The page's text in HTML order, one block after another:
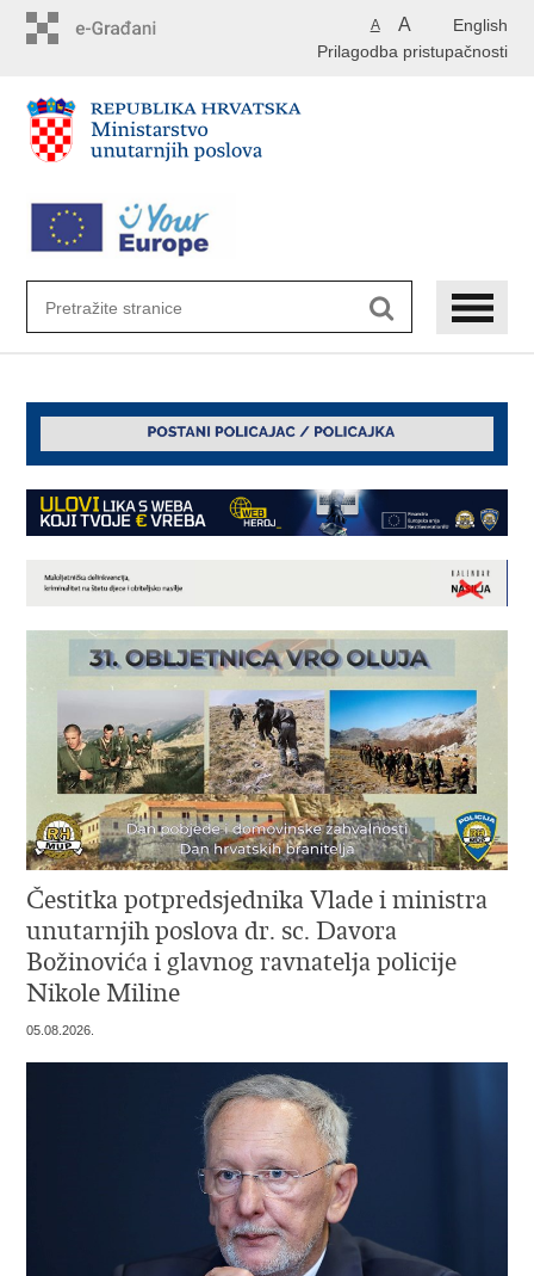
English
A A
Prilagodba pristupačnosti
Čestitka potpredsjednika Vlade i ministra
unutarnjih poslova dr. sc. Davora
Božinovića i glavnog ravnatelja policije
Nikole Miline
05.08.2026.